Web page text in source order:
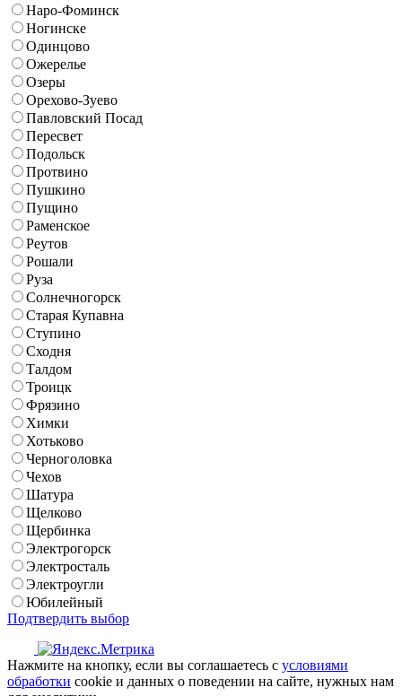
Наро-Фоминск
Ногинске
Одинцово
Ожерелье
Озеры
Орехово-Зуево
Павловский Посад
Пересвет
Подольск
Протвино
Пушкино
Пущино
Раменское
Реутов
Рошали
Руза
Солнечногорск
Старая Купавна
Ступино
Сходня
Талдом
Троицк
Фрязино
Химки
Хотьково
Черноголовка
Чехов
Шатура
Щелково
Щербинка
Электрогорск
Электросталь
Электроугли
Юбилейный
Подтвердить выбор
Нажмите на кнопку, если вы соглашаетесь с условиями
обработки cookie и данных о поведении на сайте, нужных нам